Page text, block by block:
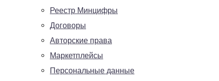
Реестр Минцифры
Договоры
Авторские права
Маркетплейсы
Персональные данные